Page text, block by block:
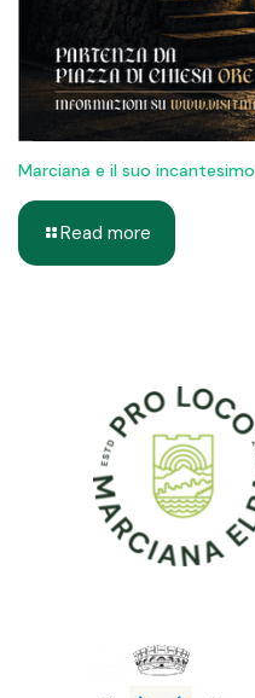
Marciana e il suo incantesimo
Read more